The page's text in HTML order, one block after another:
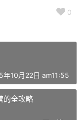
0
年10月22日 am11:55
的全攻略